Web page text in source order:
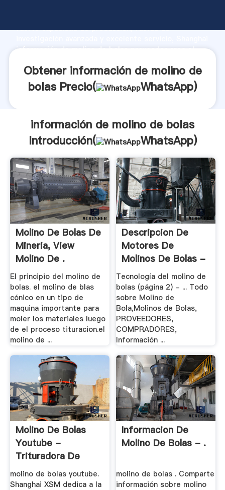
fuerte capacidad de producción, fuerza de
información de molino de bolas proveedor crea el
Obtener información de molino de
bolas Precio(
WhatsApp)
información de molino de bolas
Introducción(
WhatsApp)
Molino De Bolas De
Mineria, View
Molino De .
El principio del molino de
bolas. el molino de blas
cónico en un tipo de
maquina importante para
moler los materiales luego
de el proceso tituracion.el
molino de ...
Descripcion De
Motores De
Molinos De Bolas -
.
Tecnología del molino de
bolas (página 2) - ... Todo
sobre Molino de
Bola,Molinos de Bolas,
PROVEEDORES,
COMPRADORES,
Información ...
Molino De Bolas
Youtube -
Trituradora De
Cono
molino de bolas youtube.
Shanghai XSM dedica a la
Informacion De
Molino De Bolas - .
molino de bolas . Comparte
información sobre molino